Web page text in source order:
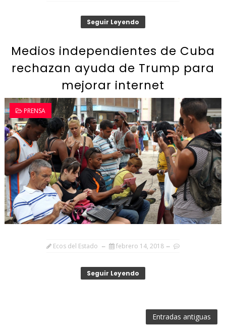
Seguir Leyendo
Medios independientes de Cuba
rechazan ayuda de Trump para
mejorar internet
PRENSA
Ecos del Estado febrero 14, 2018
Seguir Leyendo
Entradas antiguas